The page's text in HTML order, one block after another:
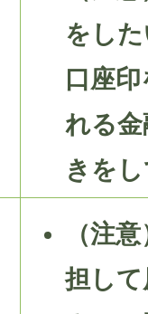
をし
口座
れる
きを
（注
担し